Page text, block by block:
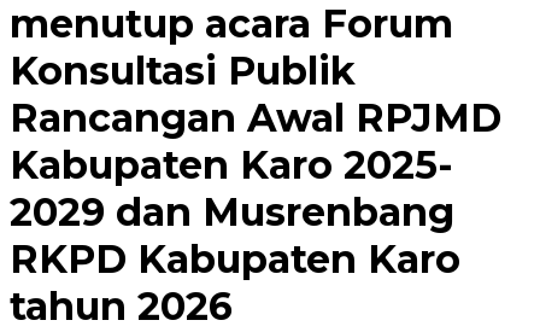
menutup acara Forum
Konsultasi Publik
Rancangan Awal RPJMD
Kabupaten Karo 2025-
2029 dan Musrenbang
RKPD Kabupaten Karo
tahun 2026